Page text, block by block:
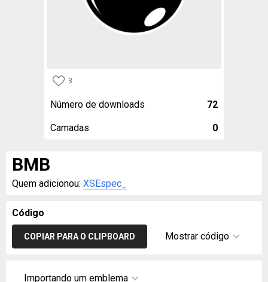
3
Número de downloads 72
Camadas 0
BMB
Quem adicionou: XSEspec_
Código
COPIAR PARA O CLIPBOARD Mostrar código
Importando um emblema